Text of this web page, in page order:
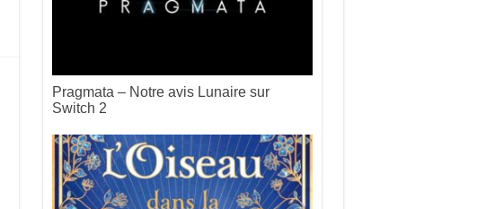
Pragmata – Notre avis Lunaire sur
Switch 2